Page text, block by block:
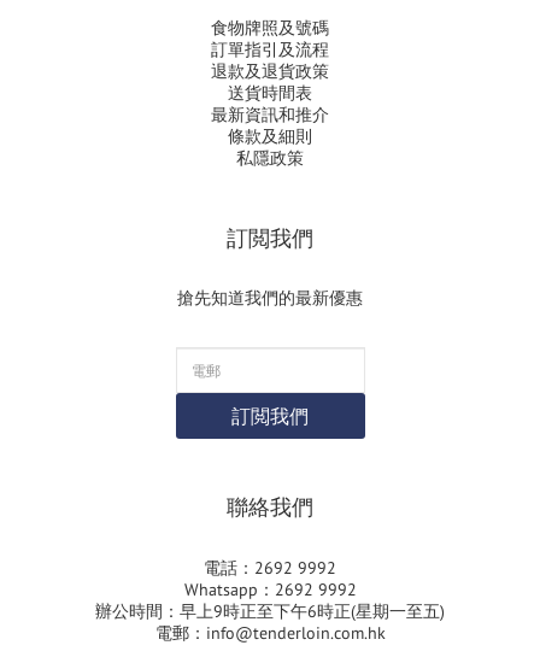
食物牌照及號碼
訂單指引及流程
退款及退貨政策
送貨時間表
最新資訊和推介
條款及細則
私隱政策
訂閲我們
搶先知道我們的最新優惠
訂閲我們
聯絡我們
電話：2692 9992
Whatsapp：2692 9992
辦公時間：早上9時正至下午6時正(星期一至五)
電郵：info@tenderloin.com.hk